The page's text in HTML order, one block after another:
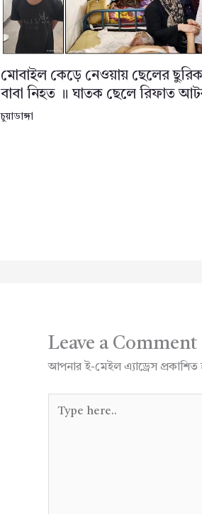
মোবাইল কেড়ে নেওয়ায় ছেলের
বাবা নিহত ॥ ঘাতক ছেলে রিফাত
চুয়াডাঙ্গা
Leave a Comment
আপনার ই-মেইল এ্যাড্রেস প্রকাশিত
here..